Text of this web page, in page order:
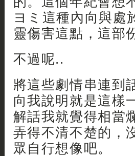
ヨミ這種內向與處
靈傷害這點，這部
不過呢..
將這些劇情串連到
向我說明就是這樣
解話我就覺得相當
弄得不清不楚的，
眾自行想像吧。